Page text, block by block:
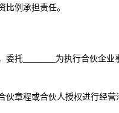
例承担责任。
托_________为执行合伙企
伙章程或合伙人授权进行经